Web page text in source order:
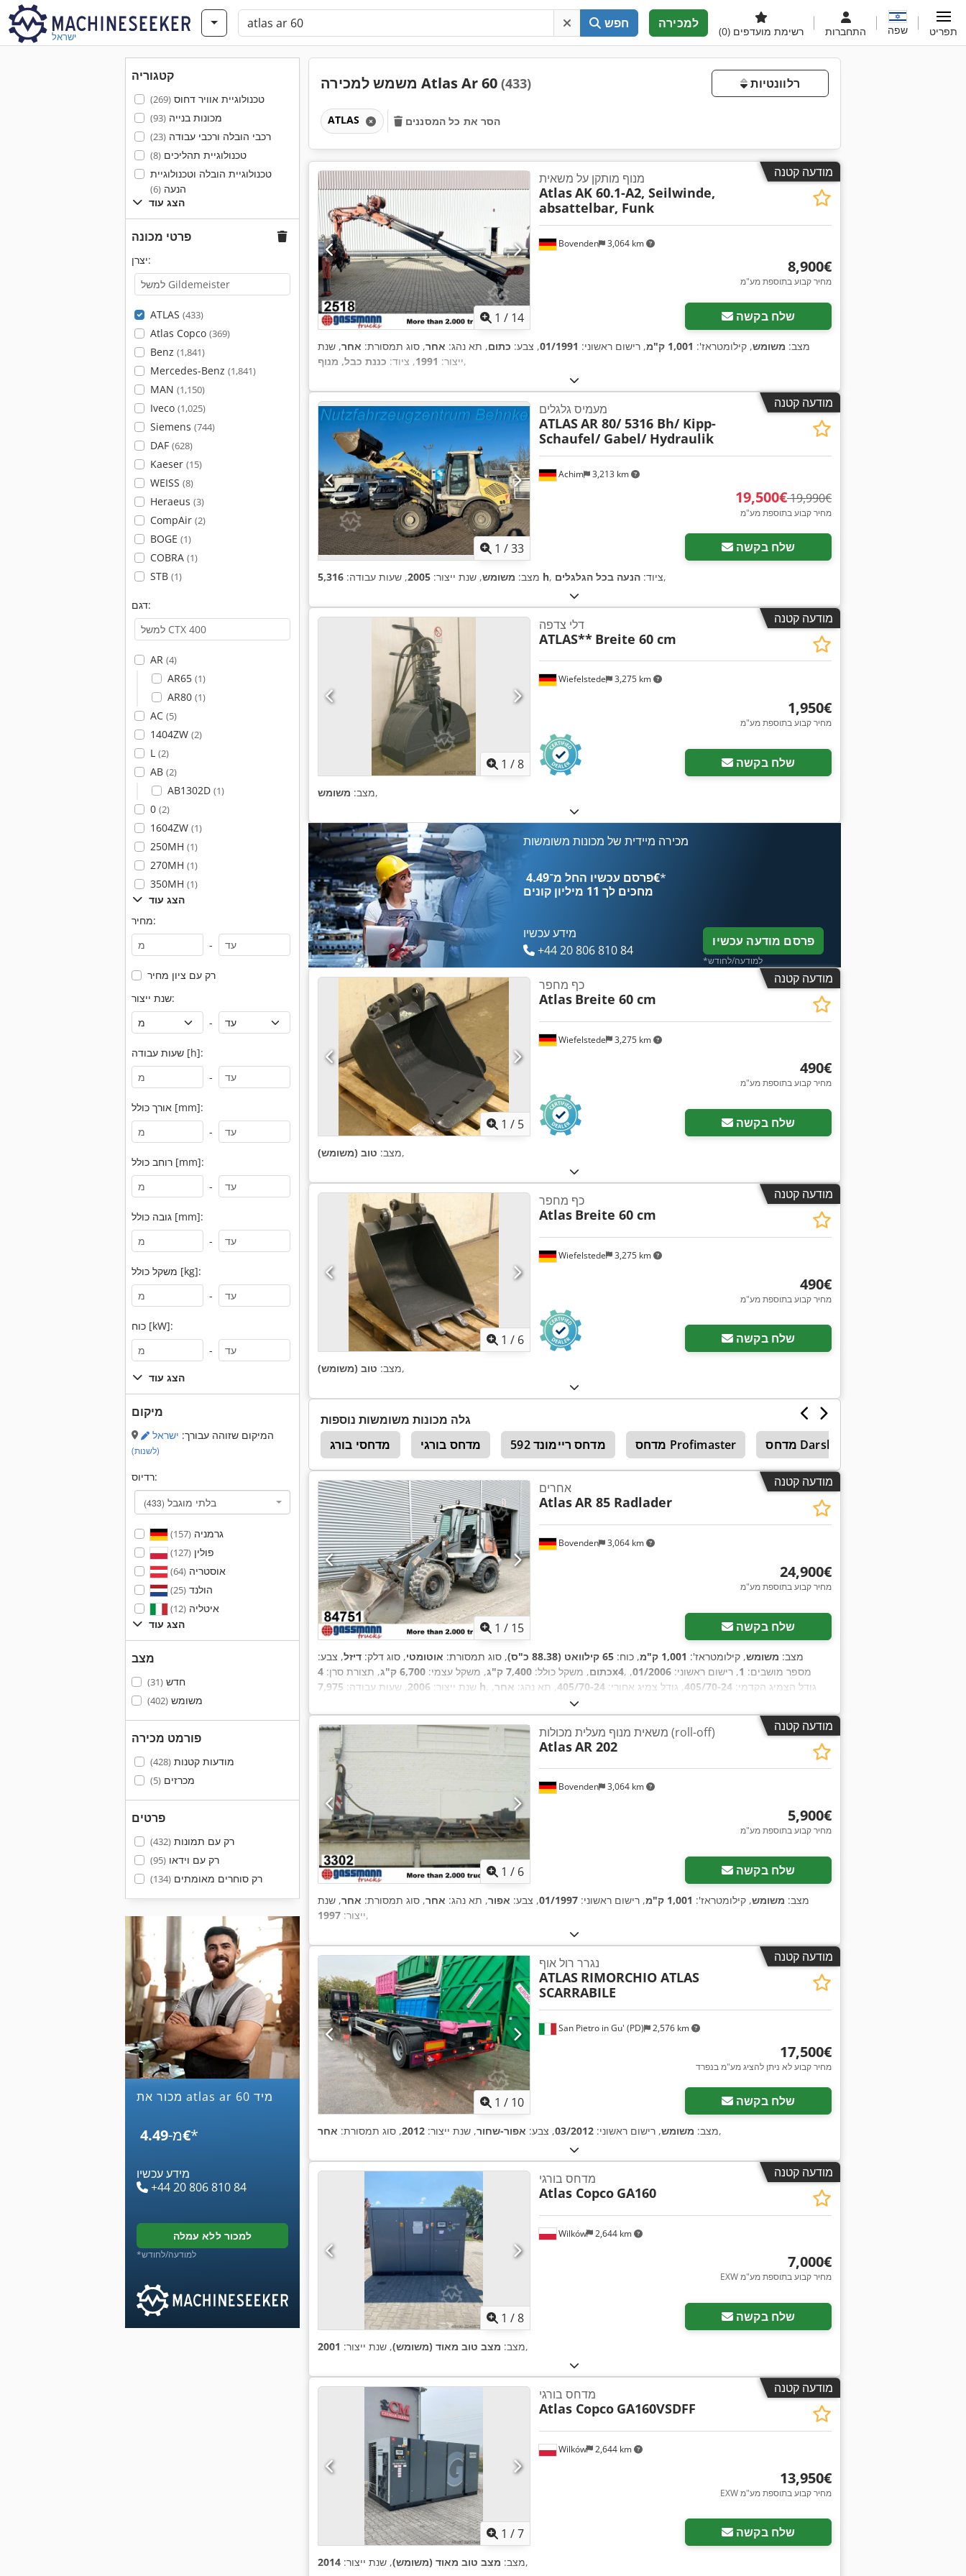
ישראל
חפש למכירה
רשימת מועדפים (0) התחברות שפה תפריט
קטגוריה
טכנולוגיית אוויר דחוס(269)
מכונות בנייה(93)
רכבי הובלה ורכבי עבודה(23)
טכנולוגיית תהליכים(8)
טכנולוגיית הובלה וטכנולוגיית
הנעה(6)
הצג עוד
פרטי מכונה
יצרן:
ATLAS (433)
Atlas Copco (369)
Benz (1,841)
Mercedes-Benz (1,841)
MAN (1,150)
Iveco (1,025)
Siemens (744)
DAF (628)
Kaeser (15)
WEISS (8)
Heraeus (3)
CompAir (2)
BOGE (1)
COBRA (1)
STB (1)
דגם:
AR (4)
AR65 (1)
AR80 (1)
AC (5)
1404ZW (2)
L (2)
AB (2)
AB1302D (1)
0 (2)
1604ZW (1)
250MH (1)
270MH (1)
350MH (1)
הצג עוד
מחיר:
-
רק עם ציון מחיר
שנת ייצור:
-
שעות עבודה [h]:
-
אורך כולל [mm]:
-
רוחב כולל [mm]:
-
גובה כולל [mm]:
-
משקל כולל [kg]:
-
כוח [kW]:
-
הצג עוד
מיקום
המיקום שזוהה עבורך: ישראל
(לשנות)
רדיוס:
בלתי מוגבל (433)
גרמניה(157)
פולין(127)
אוסטריה(64)
הולנד(25)
איטליה(12)
הצג עוד
מצב
חדש(31)
משומש(402)
פורמט מכירה
מודעות קטנות(428)
מכרזים(5)
פרטים
רק עם תמונות(432)
רק עם וידאו(95)
רק סוחרים מאומתים(134)
מכור את atlas ar 60 מיד
מ-‏4.49 ‏€*
מידע עכשיו
+44 20 806 810 84
למכור ללא עמלה
*למודעה/לחודש
משמש למכירה Atlas Ar 60 (433) רלוונטיות
ATLAS הסר את כל המסננים
מודעה קטנה
1 / 14
Bovenden 3,064 km
מנוף מותקן על משאית
AtlasAK 60.1-A2, Seilwinde,
absattelbar, Funk
‏8,900 ‏€
מחיר קבוע בתוספת מע"מ
שלח בקשה
מצב: משומש, קילומטראז': 1,001 ק"מ , רישום ראשוני: 01/1991, צבע: כתום, תא נהג: אחר, סוג תמסורת: אחר, שנת
ייצור: 1991, ציוד: כננת כבל, מנוף ,
מודעה קטנה
1 /33
Achim 3,213 km
מעמיס גלגלים
ATLASAR 80/ 5316 Bh/ Kipp-
Schaufel/ Gabel/ Hydraulik
‏19,500 ‏€ ‏19,990 ‏€
מחיר קבוע בתוספת מע"מ
שלח בקשה
מצב: משומש, שנת ייצור: 2005, שעות עבודה: 5,316 h , ציוד: הנעה בכל הגלגלים ,
מודעה קטנה
1 /8
Wiefelstede 3,275 km
דלי צדפה
ATLAS** Breite 60 cm
‏1,950 ‏€
מחיר קבוע בתוספת מע"מ
שלח בקשה
מצב: משומש ,
מכירה מיידית של מכונות משומשות
פרסם עכשיו החל מ־‏4.49 ‏€*
מחכים לך 11 מיליון קונים
מידע עכשיו
+44 20 806 810 84
פרסם מודעה עכשיו
*למודעה/לחודש
מודעה קטנה
1 / 5
Wiefelstede 3,275 km
כף מחפר
Atlas Breite 60 cm
‏490 ‏€
מחיר קבוע בתוספת מע"מ
שלח בקשה
מצב: טוב (משומש) ,
מודעה קטנה
1 / 6
Wiefelstede 3,275 km
כף מחפר
Atlas Breite 60 cm
‏490 ‏€
מחיר קבוע בתוספת מע"מ
שלח בקשה
מצב: טוב (משומש) ,
גלה מכונות משומשות נוספות
מדחסי בורג
מדחס בורגי מדחס ריימונד 592 מדחס Profimaster מדחס Darshin משאית מנוף משאית Dump 4Wd
מודעה קטנה
1 / 15
Bovenden 3,064 km
אחרים
AtlasAR 85 Radlader
‏24,900 ‏€
מחיר קבוע בתוספת מע"מ
שלח בקשה
מצב: משומש, קילומטראז': 1,001 ק"מ , כוח: 65 קילוואט (88.38 כ"ס) , סוג תמסורת: אוטומטי, סוג דלק: דיזל, צבע:
כתום, משקל כולל: 7,400 ק"ג , משקל עצמי: 6,700 ק"ג , תצורת סרן: 4x4 , מספר מושבים: 1, רישום ראשוני: 01/2006
,
שנת ייצור: 2006, שעות עבודה: 7,975 h , גודל הצמיג הקדמי: 405/70-24, גודל צמיג אחורי: 405/70-24, תא נהג: אחר,
, ציוד:את חפירה סטנדרטית, הנעה בכל הגלגלים, פנסים נוספים
מודעה קטנה
1 / 6
Bovenden 3,064 km
משאית מנוף מעלית מכולות (roll-off)
AtlasAR 202
‏5,900 ‏€
מחיר קבוע בתוספת מע"מ
שלח בקשה
מצב: משומש, קילומטראז': 1,001 ק"מ , רישום ראשוני: 01/1997, צבע: אפור, תא נהג: אחר, סוג תמסורת: אחר, שנת
ייצור: 1997 ,
מודעה קטנה
1 / 10
San Pietro in Gu' (PD) 2,576 km
נגרר רול אוף
ATLAS RIMORCHIO ATLAS
SCARRABILE
‏17,500 ‏€
מחיר קבוע לא ניתן להציג מע"מ בנפרד
שלח בקשה
מצב: משומש, רישום ראשוני: 03/2012, צבע: אפור-שחור, שנת ייצור: 2012, סוג תמסורת: אחר ,
מודעה קטנה
1 /8
Wilków 2,644 km
מדחס בורגי
Atlas Copco GA160
‏7,000 ‏€
EXW מחיר קבוע בתוספת מע"מ
שלח בקשה
מצב: מצב טוב מאוד (משומש), שנת ייצור: 2001 ,
מודעה קטנה
1 /7
Wilków 2,644 km
מדחס בורגי
Atlas Copco GA160VSDFF
‏13,950 ‏€
EXW מחיר קבוע בתוספת מע"מ
שלח בקשה
מצב: מצב טוב מאוד (משומש), שנת ייצור: 2014 ,